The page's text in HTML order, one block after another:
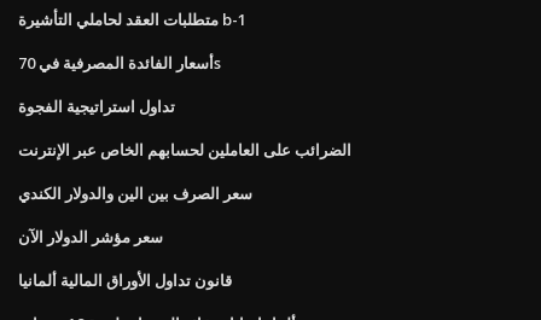
متطلبات العقد لحاملي التأشيرة b-1
أسعار الفائدة المصرفية في 70s
تداول استراتيجية الفجوة
الضرائب على العاملين لحسابهم الخاص عبر الإنترنت
سعر الصرف بين الين والدولار الكندي
سعر مؤشر الدولار الآن
قانون تداول الأوراق المالية ألمانيا